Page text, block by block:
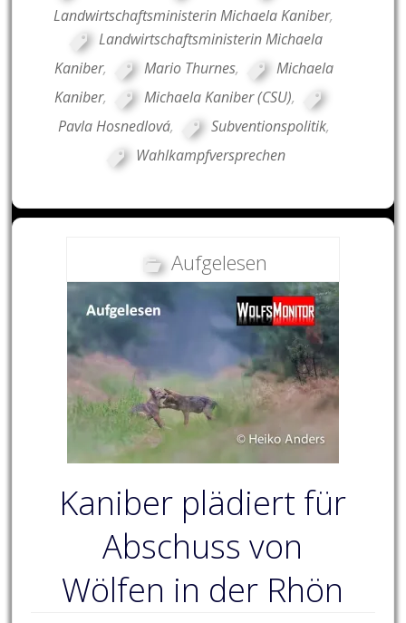
Landwirtschaftsministerin Michaela Kaniber,
Landwirtschaftsministerin Michaela
Kaniber, Mario Thurnes,
Michaela
Kaniber, Michaela Kaniber (CSU),
Pavla Hosnedlová, Subventionspolitik,
Wahlkampfversprechen
Aufgelesen
Kaniber plädiert für
Abschuss von
Wölfen in der Rhön